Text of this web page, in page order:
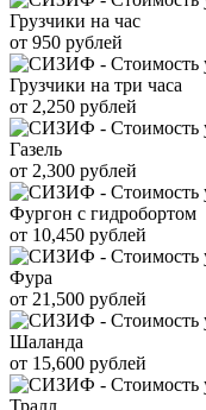
Грузчики на час
от 950 рублей
Грузчики на три часа
от 2,250 рублей
Газель
от 2,300 рублей
Фургон с гидробортом
от 10,450 рублей
Фура
от 21,500 рублей
Шаланда
от 15,600 рублей
Тралл